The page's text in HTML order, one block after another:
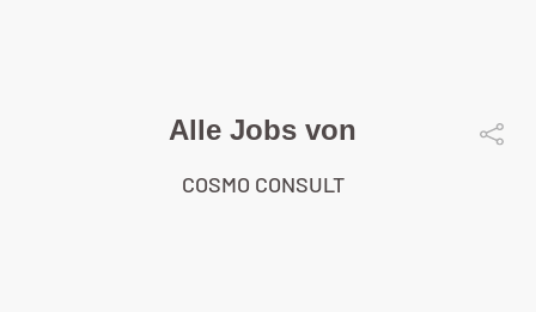
Alle Jobs von
COSMO CONSULT